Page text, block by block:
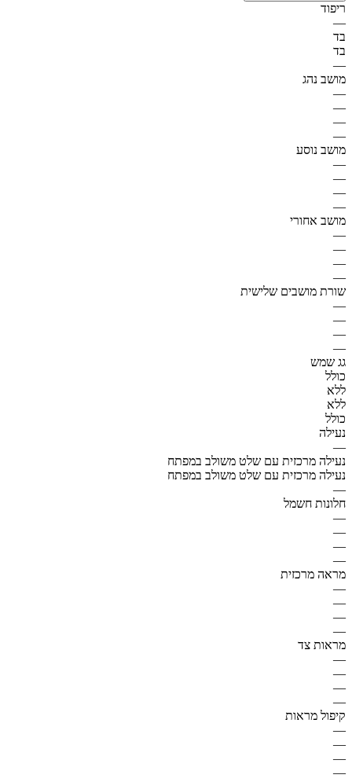
ריפוד
—
בד
בד
—
מושב נהג
—
—
—
—
מושב נוסע
—
—
—
—
מושב אחורי
—
—
—
—
שורת מושבים שלישית
—
—
—
—
גג שמש
כולל
ללא
ללא
כולל
נעילה
—
נעילה מרכזית עם שלט משולב במפתח
נעילה מרכזית עם שלט משולב במפתח
—
חלונות חשמל
—
—
—
—
מראה מרכזית
—
—
—
—
מראות צד
—
—
—
—
קיפול מראות
—
—
—
—